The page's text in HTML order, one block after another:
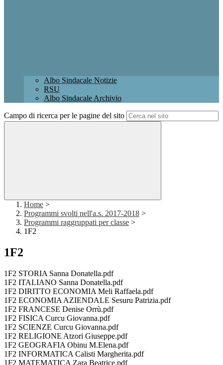
Albo Sindacale Notizie
RSU
Albo Sindacale Archivio
Campo di ricerca per le pagine del sito
Home >
Programmi svolti nell'a.s. 2017-2018 >
Programmi raggruppati per classe >
1F2
1F2
1F2 STORIA Sanna Donatella.pdf
1F2 ITALIANO Sanna Donatella.pdf
1F2 DIRITTO ECONOMIA Meli Raffaela.pdf
1F2 ECONOMIA AZIENDALE Sesuru Patrizia.pdf
1F2 FRANCESE Denise Orrù.pdf
1F2 FISICA Curcu Giovanna.pdf
1F2 SCIENZE Curcu Giovanna.pdf
1F2 RELIGIONE Atzori Giuseppe.pdf
1F2 GEOGRAFIA Obinu M.Elena.pdf
1F2 INFORMATICA Calisti Margherita.pdf
1F2 MATEMATICA Zara Beatrice.pdf